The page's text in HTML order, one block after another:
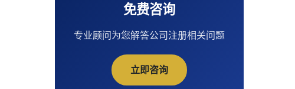
免费咨询
专业顾问为您解答公司注册相关问题
立即咨询